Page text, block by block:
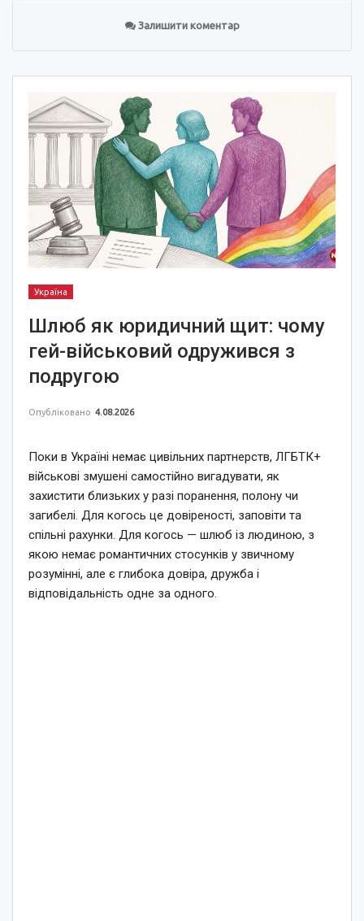
Залишити коментар
Україна
Шлюб як юридичний щит: чому
гей-військовий одружився з
подругою
Опубліковано 4.08.2026
Поки в Україні немає цивільних партнерств, ЛГБТК+
військові змушені самостійно вигадувати, як
захистити близьких у разі поранення, полону чи
загибелі. Для когось це довіреності, заповіти та
спільні рахунки. Для когось — шлюб із людиною, з
якою немає романтичних стосунків у звичному
розумінні, але є глибока довіра, дружба і
відповідальність одне за одного.